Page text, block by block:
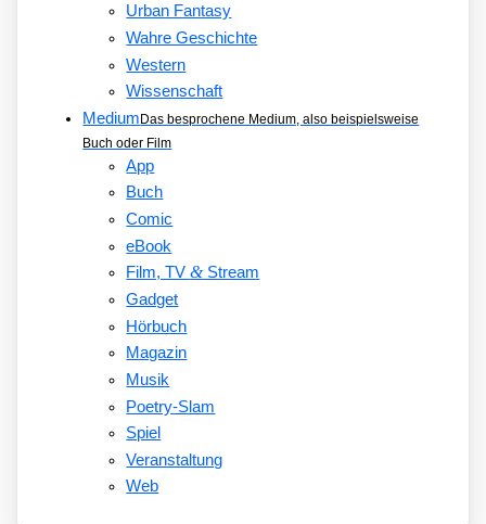
Urban Fantasy
Wahre Geschichte
Western
Wissenschaft
MediumDas besprochene Medium, also beispielsweise
Buch oder Film
App
Buch
Comic
eBook
Film, TV&Stream
Gadget
Hörbuch
Magazin
Musik
Poetry-Slam
Spiel
Veranstaltung
Web